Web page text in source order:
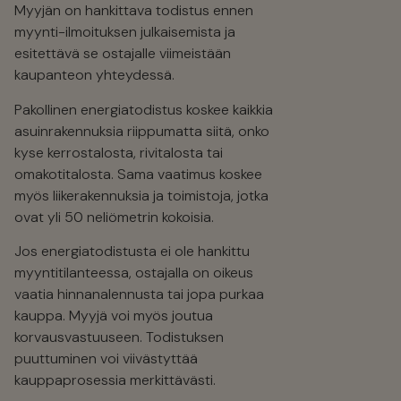
Myyjän on hankittava todistus ennen
myynti-ilmoituksen julkaisemista ja
esitettävä se ostajalle viimeistään
kaupanteon yhteydessä.
Pakollinen energiatodistus koskee kaikkia
asuinrakennuksia riippumatta siitä, onko
kyse kerrostalosta, rivitalosta tai
omakotitalosta. Sama vaatimus koskee
myös liikerakennuksia ja toimistoja, jotka
ovat yli 50 neliömetrin kokoisia.
Jos energiatodistusta ei ole hankittu
myyntitilanteessa, ostajalla on oikeus
vaatia hinnanalennusta tai jopa purkaa
kauppa. Myyjä voi myös joutua
korvausvastuuseen. Todistuksen
puuttuminen voi viivästyttää
kauppaprosessia merkittävästi.
Lue lisää evästeiden käytöstä ja
henkilötietojen käsittelystä
verkkosivustollamme.
NÄYTÄ YKSITYISKOHDAT
EI
VÄLTTÄMÄTÖN ASETUKSET
HYLKÄÄ KAIKKI